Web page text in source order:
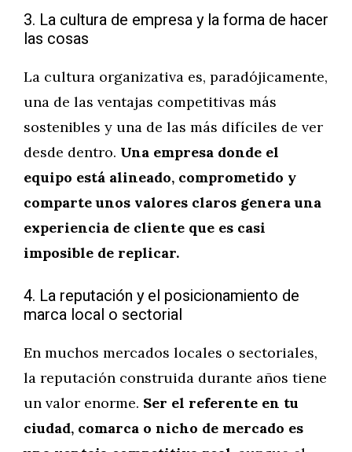
3. La cultura de empresa y la forma de hacer
las cosas
La cultura organizativa es, paradójicamente,
una de las ventajas competitivas más
sostenibles y una de las más difíciles de ver
desde dentro. Una empresa donde el
equipo está alineado, comprometido y
comparte unos valores claros genera una
experiencia de cliente que es casi
imposible de replicar.
4. La reputación y el posicionamiento de
marca local o sectorial
En muchos mercados locales o sectoriales,
la reputación construida durante años tiene
un valor enorme. Ser el referente en tu
ciudad, comarca o nicho de mercado es